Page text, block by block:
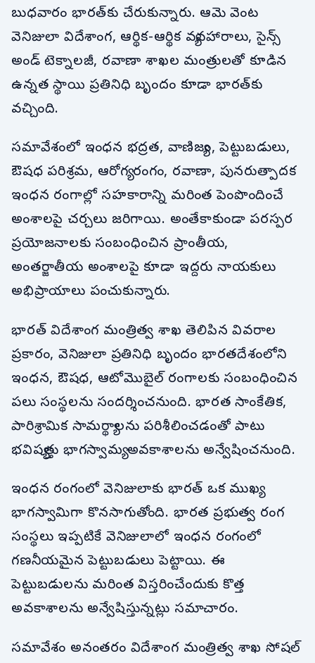
బుధవారం భారత్‌కు చేరుకున్నారు. ఆమె వెంట
వెనిజులా విదేశాంగ, ఆర్థిక-ఆర్థిక వ్యవహారాలు, సైన్స్
అండ్ టెక్నాలజీ, రవాణా శాఖల మంత్రులతో కూడిన
ఉన్నత స్థాయి ప్రతినిధి బృందం కూడా భారత్‌కు
వచ్చింది.
సమావేశంలో ఇంధన భద్రత, వాణిజ్యం, పెట్టుబడులు,
ఔషధ పరిశ్రమ, ఆరోగ్య రంగం, రవాణా, పునరుత్పాదక
ఇంధన రంగాల్లో సహకారాన్ని మరింత పెంపొందించే
అంశాలపై చర్చలు జరిగాయి. అంతేకాకుండా పరస్పర
ప్రయోజనాలకు సంబంధించిన ప్రాంతీయ,
అంతర్జాతీయ అంశాలపై కూడా ఇద్దరు నాయకులు
అభిప్రాయాలు పంచుకున్నారు.
భారత్ విదేశాంగ మంత్రిత్వ శాఖ తెలిపిన వివరాల
ప్రకారం, వెనిజులా ప్రతినిధి బృందం భారతదేశంలోని
ఇంధన, ఔషధ, ఆటోమొబైల్ రంగాలకు సంబంధించిన
పలు సంస్థలను సందర్శించనుంది. భారత సాంకేతిక,
పారిశ్రామిక సామర్థ్యాలను పరిశీలించడంతో పాటు
భవిష్యత్తు భాగస్వామ్య అవకాశాలను అన్వేషించనుంది.
ఇంధన రంగంలో వెనిజులాకు భారత్ ఒక ముఖ్య
భాగస్వామిగా కొనసాగుతోంది. భారత ప్రభుత్వ రంగ
సంస్థలు ఇప్పటికే వెనిజులాలో ఇంధన రంగంలో
గణనీయమైన పెట్టుబడులు పెట్టాయి. ఈ
పెట్టుబడులను మరింత విస్తరించేందుకు కొత్త
అవకాశాలను అన్వేషిస్తున్నట్లు సమాచారం.
సమావేశం అనంతరం విదేశాంగ మంత్రిత్వ శాఖ సోషల్